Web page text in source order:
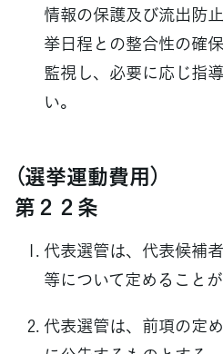
情報の保護及び流出防
挙日程との整合性の確
監視し、必要に応じ指
い。
（選挙運動費用）
第２２条
代表選管は、代表候補
等について定めることが
代表選管は、前項の定